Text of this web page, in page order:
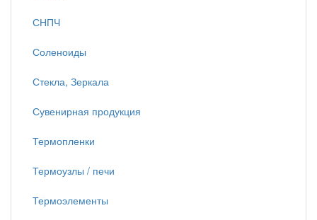
СНПЧ
Соленоиды
Стекла, Зеркала
Сувенирная продукция
Термопленки
Термоузлы / печи
Термоэлементы